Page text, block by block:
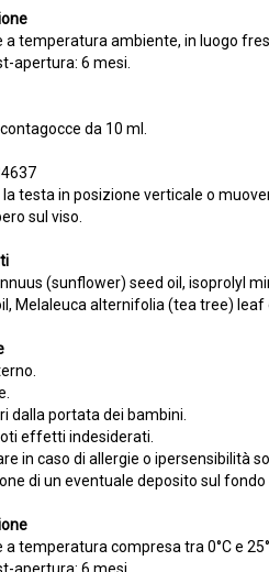
a temperatura ambiente, in luogo
apertura: 6 mesi.
da 10 ml.
testa in posizione verticale o
sul viso.
(sunflower) seed oil, isoprolyl
Melaleuca alternifolia (tea tree)
dalla portata dei bambini.
effetti indesiderati.
in caso di allergie o ipersensibilità
di un eventuale deposito sul
a temperatura compresa tra 0°C e